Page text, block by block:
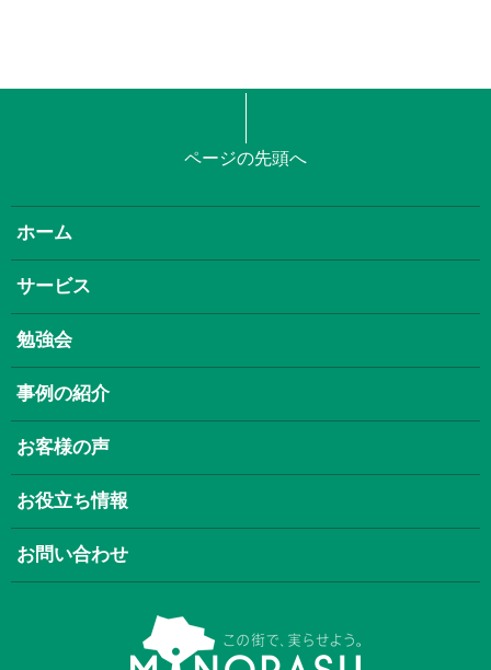
ページの先頭へ
ホーム
サービス
勉強会
事例の紹介
お客様の声
お役立ち情報
お問い合わせ